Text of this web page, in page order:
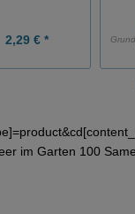
2,29 € *
im Garten 100